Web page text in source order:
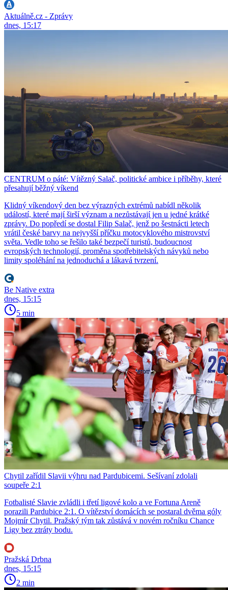
Aktuálně.cz - Zprávy
dnes, 15:17
CENTRUM o páté: Vítězný Salač, politické ambice i příběhy, které
přesahují běžný víkend
Klidný víkendový den bez výrazných extrémů nabídl několik
událostí, které mají širší význam a nezůstávají jen u jedné krátké
zprávy. Do popředí se dostal Filip Salač, jenž po šestnácti letech
vrátil české barvy na nejvyšší příčku motocyklového mistrovství
světa. Vedle toho se řešilo také bezpečí turistů, budoucnost
evropských technologií, proměna spotřebitelských návyků nebo
limity spoléhání na jednoduchá a lákavá tvrzení.
Be Native extra
dnes, 15:15
5 min
Chytil zařídil Slavii výhru nad Pardubicemi. Sešívaní zdolali
soupeře 2:1
Fotbalisté Slavie zvládli i třetí ligové kolo a ve Fortuna Areně
porazili Pardubice 2:1. O vítězství domácích se postaral dvěma góly
Mojmír Chytil. Pražský tým tak zůstává v novém ročníku Chance
Ligy bez ztráty bodu.
Pražská Drbna
dnes, 15:15
2 min